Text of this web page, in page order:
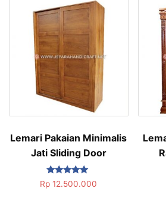
Lemari Pakaian Minimalis
Jati Sliding Door
Dinilai
5.00
Rp 12.500.000